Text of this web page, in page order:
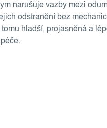
narušuje vazby mezi
odstranění bez
hladší, projasněná a